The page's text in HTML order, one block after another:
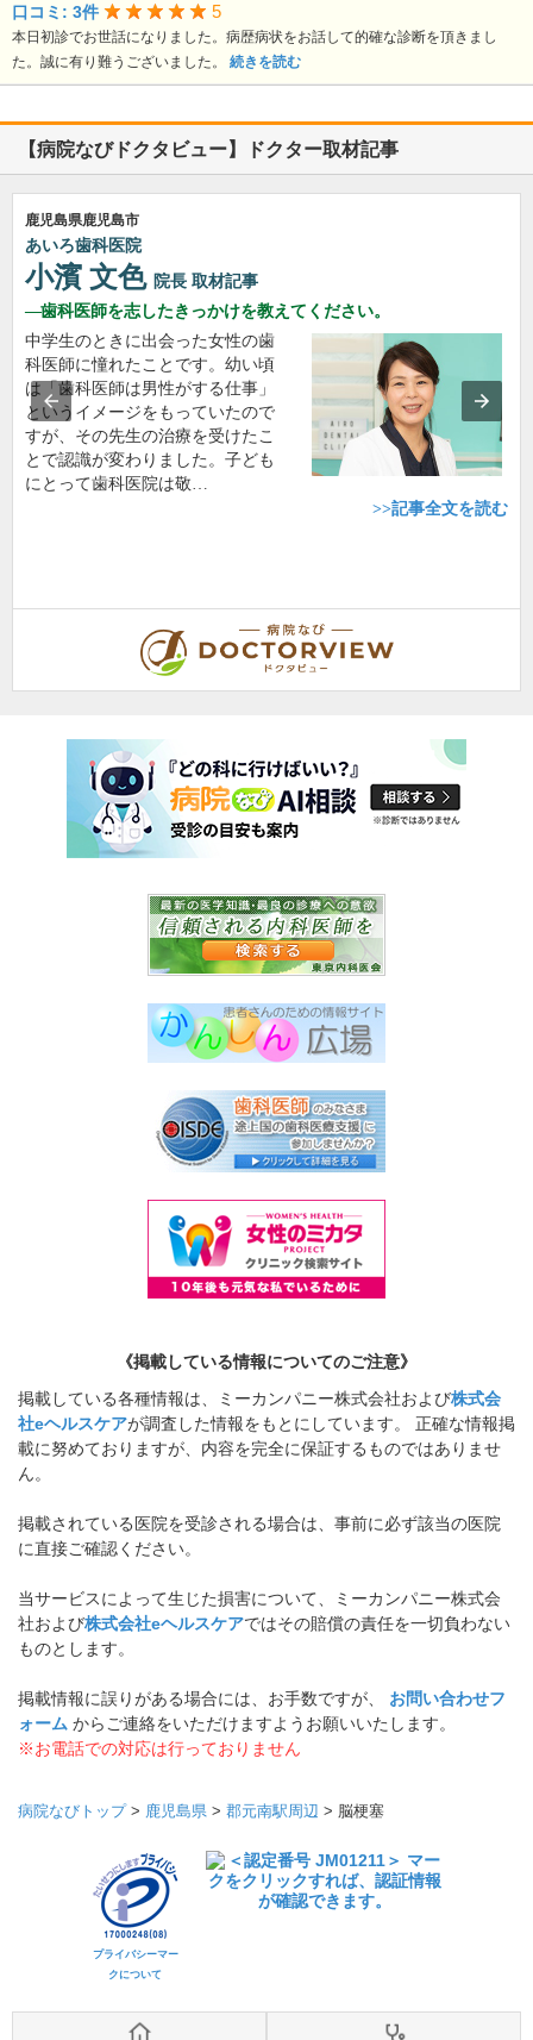
口コミ: 3件 5
本日初診でお世話になりました。病歴病状をお話して的確な診断を頂きまし
た。誠に有り難うございました。 続きを読む
【病院なびドクタビュー】ドクター取材記事
鹿児島県鹿児島市
あいろ歯科医院
小濱 文色 院長 取材記事
歯科医師を志したきっかけを教えてください。
中学生のときに出会った女性の歯
科医師に憧れたことです。幼い頃
は「歯科医師は男性がする仕事」
というイメージをもっていたので
すが、その先生の治療を受けたこ
とで認識が変わりました。子ども
にとって歯科医院は敬…
>>記事全文を読む
《掲載している情報についてのご注意》
掲載している各種情報は、ミーカンパニー株式会社および株式会
社eヘルスケアが調査した情報をもとにしています。 正確な情報掲
載に努めておりますが、内容を完全に保証するものではありませ
ん。
掲載されている医院を受診される場合は、事前に必ず該当の医院
に直接ご確認ください。
当サービスによって生じた損害について、ミーカンパニー株式会
社および株式会社eヘルスケアではその賠償の責任を一切負わない
ものとします。
掲載情報に誤りがある場合には、お手数ですが、 お問い合わせフ
ォーム からご連絡をいただけますようお願いいたします。
※お電話での対応は行っておりません
病院なびトップ> 鹿児島県 > 郡元南駅周辺 > 脳梗塞
プライバシーマー
クについて